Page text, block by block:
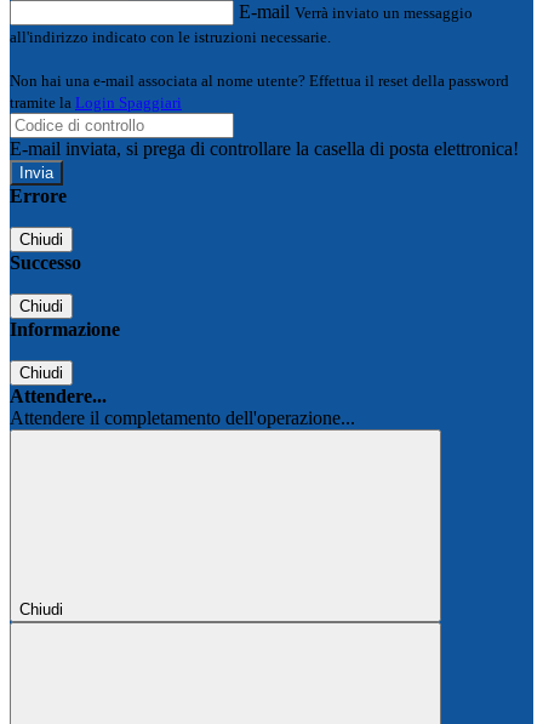
E-mail Verrà inviato un messaggio
all'indirizzo indicato con le istruzioni necessarie.
Non hai una e-mail associata al nome utente? Effettua il reset della password
tramite la Login Spaggiari
E-mail inviata, si prega di controllare la casella di posta elettronica!
Errore
Chiudi
Successo
Chiudi
Informazione
Chiudi
Attendere...
Attendere il completamento dell'operazione...
Chiudi